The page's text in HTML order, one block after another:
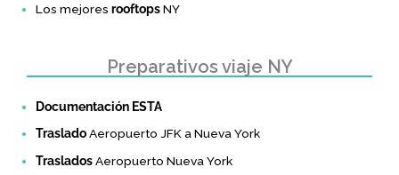
Los mejores rooftopsNY
Preparativos viaje NY
Documentación ESTA
TrasladoAeropuerto JFK a Nueva York
TrasladosAeropuerto Nueva York